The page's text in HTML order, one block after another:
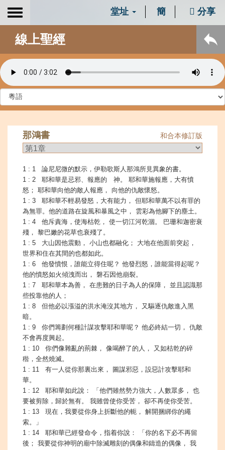
Toggle
堂址 簡 分享
線上聖經
那鴻書 和合本修訂版
1 : 1 論尼尼微的默示，伊勒歌斯人那鴻所見異象的書。
1 : 2 耶和華是忌邪、報應的 神。 耶和華施報應，大有憤
怒； 耶和華向他的敵人報應， 向他的仇敵懷怒。
1 : 3 耶和華不輕易發怒，大有能力， 但耶和華萬不以有罪的
為無罪。他的道路在旋風和暴風之中， 雲彩為他腳下的塵土。
1 : 4 他斥責海，使海枯乾， 使一切江河乾涸。 巴珊和迦密衰
殘， 黎巴嫩的花草也衰殘了。
1 : 5 大山因他震動， 小山也都融化； 大地在他面前突起，
世界和住在其間的也都如此。
1 : 6 他發憤恨，誰能立得住呢？ 他發烈怒，誰能當得起呢？
他的憤怒如火傾洩而出， 磐石因他崩裂。
1 : 7 耶和華本為善， 在患難的日子為人的保障， 並且認識那
些投靠他的人；
1 : 8 但他必以漲溢的洪水淹沒其地方， 又驅逐仇敵進入黑
暗。
1 : 9 你們籌劃何種計謀攻擊耶和華呢？ 他必終結一切， 仇敵
不會再度興起。
1 : 10 你們像雜亂的荊棘， 像喝醉了的人， 又如枯乾的碎
稭，全然燒滅。
1 : 11 有一人從你那裏出來， 圖謀邪惡，設惡計攻擊耶和
華。
1 : 12 耶和華如此說： 「他們雖然勢力強大，人數眾多， 也
要被剪除，歸於無有。 我雖曾使你受苦， 卻不再使你受苦。
1 : 13 現在，我要從你身上折斷他的軛， 解開捆綁你的繩
索。」
1 : 14 耶和華已經發命令，指着你說： 「你的名下必不再留
後； 我要從你神明的廟中除滅雕刻的偶像和鑄造的偶像， 我